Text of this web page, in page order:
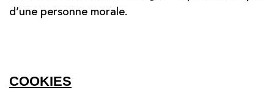
d’une personne morale.
COOKIES